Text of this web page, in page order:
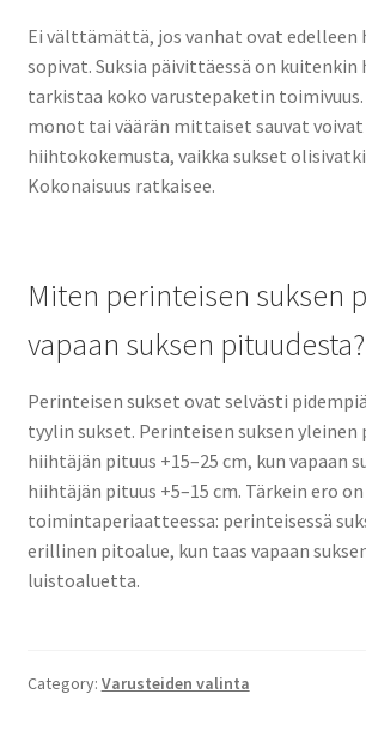
Ei välttämättä, jos vanhat ovat edelleen
sopivat. Suksia päivittäessä on kuitenkin
tarkistaa koko varustepaketin
monot tai väärän mittaiset sauvat
hiihtokokemusta, vaikka sukset
Kokonaisuus ratkaisee.
Miten perinteisen suksen
vapaan suksen pituudesta?
Perinteisen sukset ovat selvästi
tyylin sukset. Perinteisen suksen yleinen
hiihtäjän pituus +15–25 cm, kun vapaan
hiihtäjän pituus +5–15 cm. Tärkein ero
toimintaperiaatteessa: perinteisessä
erillinen pitoalue, kun taas vapaan
luistoaluetta.
Category: Varusteiden valinta